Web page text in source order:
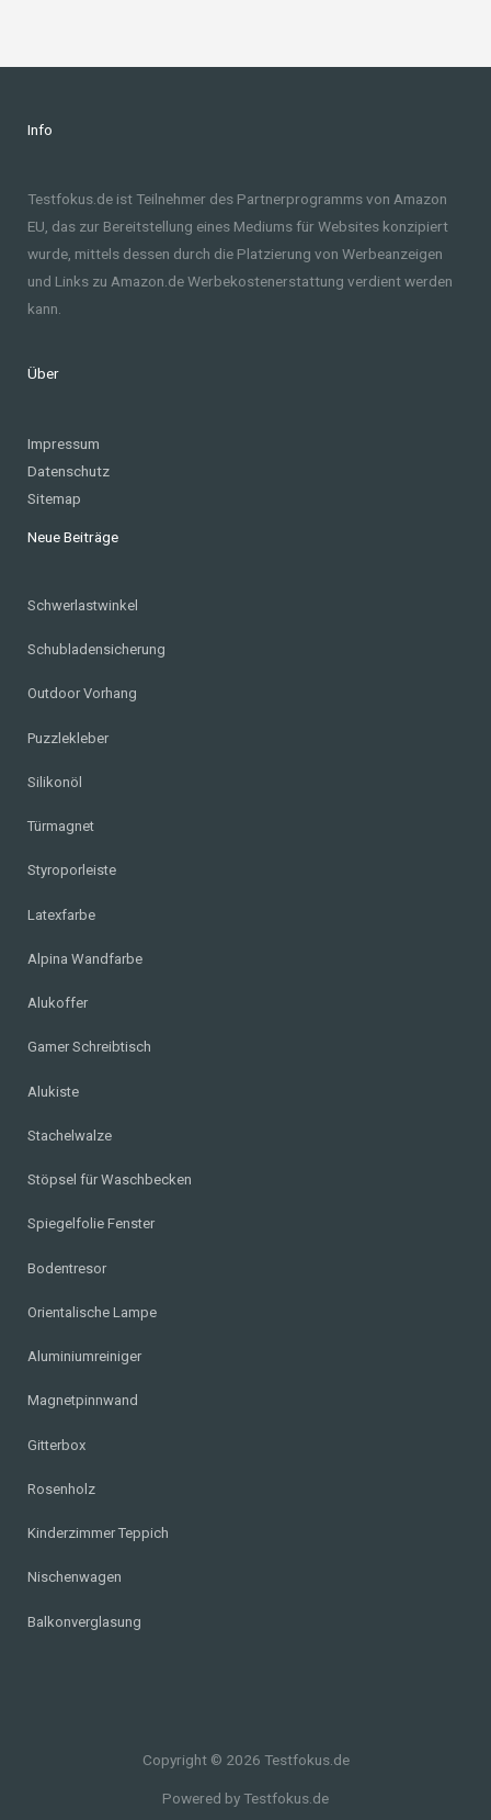
Info
Testfokus.de ist Teilnehmer des Partnerprogramms von Amazon
EU, das zur Bereitstellung eines Mediums für Websites konzipiert
wurde, mittels dessen durch die Platzierung von Werbeanzeigen
und Links zu Amazon.de Werbekostenerstattung verdient werden
kann.
Über
Impressum
Datenschutz
Sitemap
Neue Beiträge
Schwerlastwinkel
Schubladensicherung
Outdoor Vorhang
Puzzlekleber
Silikonöl
Türmagnet
Styroporleiste
Latexfarbe
Alpina Wandfarbe
Alukoffer
Gamer Schreibtisch
Alukiste
Stachelwalze
Stöpsel für Waschbecken
Spiegelfolie Fenster
Bodentresor
Orientalische Lampe
Aluminiumreiniger
Magnetpinnwand
Gitterbox
Rosenholz
Kinderzimmer Teppich
Nischenwagen
Balkonverglasung
Copyright © 2026 Testfokus.de
Powered by Testfokus.de